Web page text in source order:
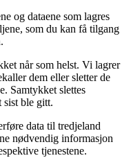
og dataene som lagres
som du kan få tilgang
når som helst. Vi lagrer
dem eller sletter de
Samtykket slettes
sist ble gitt.
data til tredjeland
nødvendig informasjon
tjenestene.